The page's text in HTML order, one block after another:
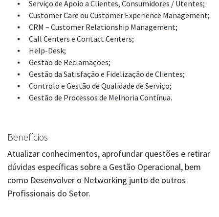
Serviço de Apoio a Clientes, Consumidores / Utentes;
Customer Care ou Customer Experience Management;
CRM – Customer Relationship Management;
Call Centers e Contact Centers;
Help-Desk;
Gestão de Reclamações;
Gestão da Satisfação e Fidelização de Clientes;
Controlo e Gestão de Qualidade de Serviço;
Gestão de Processos de Melhoria Contínua.
Benefícios
Atualizar conhecimentos, aprofundar questões e retirar
dúvidas específicas sobre a Gestão Operacional, bem
como Desenvolver o Networking junto de outros
Profissionais do Setor.